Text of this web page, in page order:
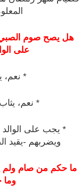
هل يصح صوم الصبي
على
* نعم،
* نعم،
* يجب على الوالد
ويضربهم -يقيد
ما حكم من صام